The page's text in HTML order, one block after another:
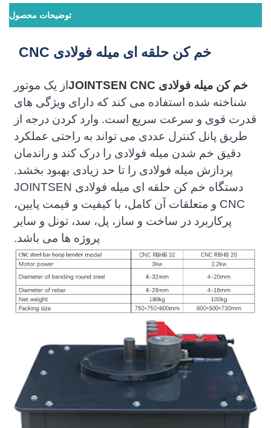
توضیحات محصول
خم کن حلقه ای میله فولادی CNC
خم کن میله فولادی JOINTSEN CNC
از یک موتور
شناخته شده استفاده می کند که دارای ویژگی های
قدرت قوی و سرعت سریع است. وارد کردن درجه از
طریق پانل کنترل عددی می تواند به راحتی عملکرد
دقیق خم شدن میله فولادی را درک کند و راندمان
پردازش میله فولادی را تا حد زیادی بهبود بخشد.
دستگاه خم کن حلقه ای میله فولادی JOINTSEN
CNC و متعلقات آن کامل، با کیفیت و قیمت پایین،
پرکاربرد در ساخت و ساز، پل، سد، تونل و سایر
پروژه ها می باشد.